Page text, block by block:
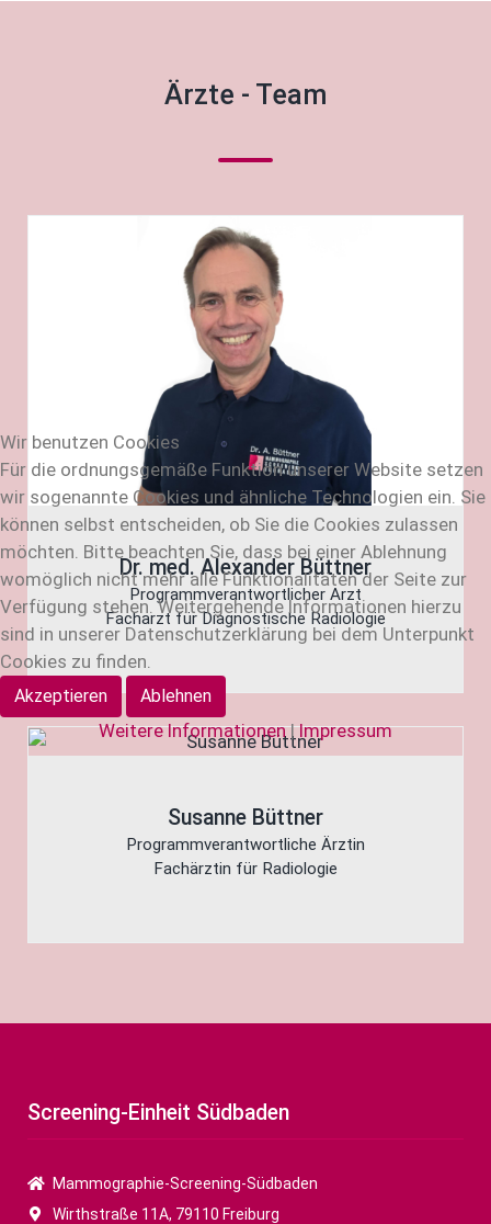
Ärzte - Team
Dr. med. Alexander Büttner
Programmverantwortlicher Arzt
Facharzt für Diagnostische Radiologie
Susanne Büttner
Programmverantwortliche Ärztin
Fachärztin für Radiologie
Screening-Einheit Südbaden
Mammographie-Screening-Südbaden
Wirthstraße 11A, 79110 Freiburg
Wir benutzen Cookies
Für die ordnungsgemäße Funktion unserer Website setzen
wir sogenannte Cookies und ähnliche Technologien ein. Sie
können selbst entscheiden, ob Sie die Cookies zulassen
möchten. Bitte beachten Sie, dass bei einer Ablehnung
womöglich nicht mehr alle Funktionalitäten der Seite zur
Verfügung stehen. Weitergehende Informationen hierzu
sind in unserer Datenschutzerklärung bei dem Unterpunkt
Cookies zu finden.
Akzeptieren Ablehnen
Weitere Informationen|Impressum